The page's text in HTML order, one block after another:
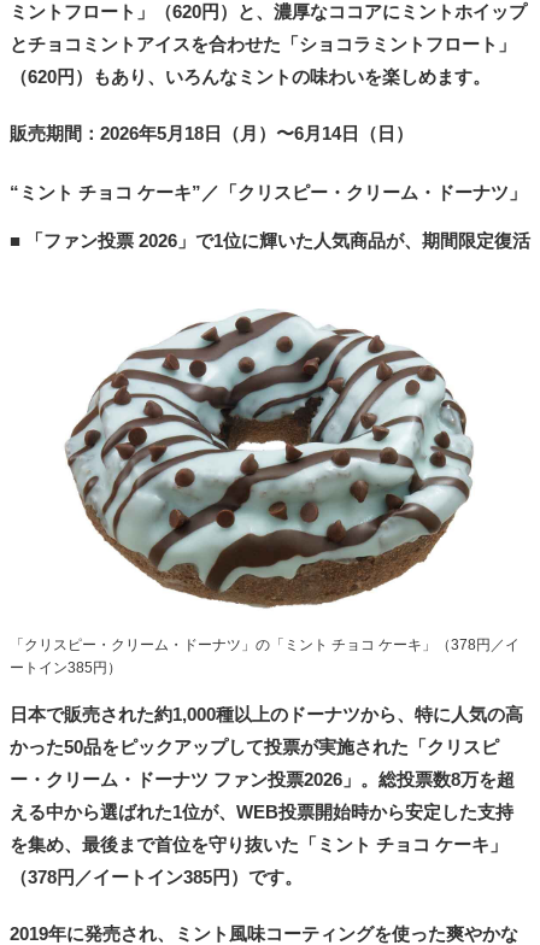
ミントフロート」（620円）と、濃厚なココアにミントホイップ
とチョコミントアイスを合わせた「ショコラミントフロート」
（620円）もあり、いろんなミントの味わいを楽しめます。
販売期間：2026年5月18日（月）〜6月14日（日）
“ミント チョコ ケーキ”／「クリスピー・クリーム・ドーナツ」
■ 「ファン投票 2026」で1位に輝いた人気商品が、期間限定復活
「クリスピー・クリーム・ドーナツ」の「ミント チョコ ケーキ」（378円／イ
ートイン385円）
日本で販売された約1,000種以上のドーナツから、特に人気の高
かった50品をピックアップして投票が実施された「クリスピ
ー・クリーム・ドーナツ ファン投票2026」。総投票数8万を超
える中から選ばれた1位が、WEB投票開始時から安定した支持
を集め、最後まで首位を守り抜いた「ミント チョコ ケーキ」
（378円／イートイン385円）です。
2019年に発売され、ミント風味コーティングを使った爽やかな